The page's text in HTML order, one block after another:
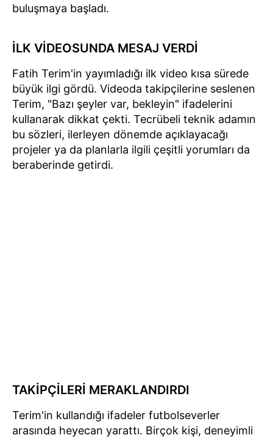
buluşmaya başladı.
İLK VİDEOSUNDA MESAJ VERDİ
Fatih Terim'in yayımladığı ilk video kısa sürede
büyük ilgi gördü. Videoda takipçilerine seslenen
Terim, "Bazı şeyler var, bekleyin" ifadelerini
kullanarak dikkat çekti. Tecrübeli teknik adamın
bu sözleri, ilerleyen dönemde açıklayacağı
projeler ya da planlarla ilgili çeşitli yorumları da
beraberinde getirdi.
TAKİPÇİLERİ MERAKLANDIRDI
Terim'in kullandığı ifadeler futbolseverler
arasında heyecan yarattı. Birçok kişi, deneyimli